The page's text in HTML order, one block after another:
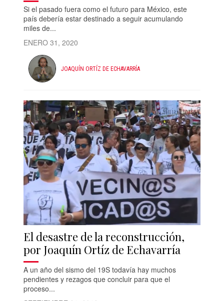
Si el pasado fuera como el futuro para México, este
país debería estar destinado a seguir acumulando
miles de...
ENERO 31, 2020
JOAQUÍN ORTÍZ DE ECHAVARRÍA
El desastre de la reconstrucción,
por Joaquín Ortíz de Echavarría
A un año del sismo del 19S todavía hay muchos
pendientes y rezagos que concluir para que el
proceso...